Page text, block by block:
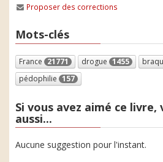
Proposer des corrections
Mots-clés
France 21771 drogue 1455
pédophilie 157
Si vous avez aimé ce livre,
aussi...
Aucune suggestion pour l'instant.